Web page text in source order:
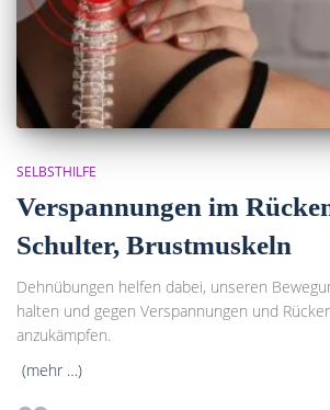
SELBSTHILFE
Verspannungen im
Schulter, Brustmuskeln
Dehnübungen helfen dabei, unseren
halten und gegen Verspannungen und
anzukämpfen.
(mehr …)